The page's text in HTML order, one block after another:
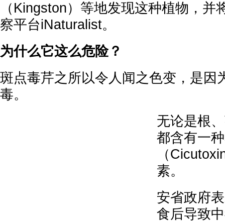
（Kingston）等地发现这种植物，并
察平台iNaturalist。
为什么它这么危险？
斑点毒芹之所以令人闻之色变，是因
毒。
无论是根
都含有一
（
素。
安省政府
食后导致